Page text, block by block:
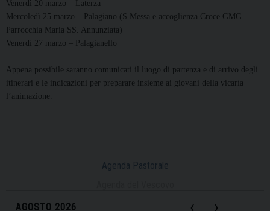
Venerdì 20 marzo – Laterza
Mercoledì 25 marzo – Palagiano (S.Messa e accoglienza Croce GMG –
Parrocchia Maria SS. Annunziata)
Venerdì 27 marzo – Palagianello
Appena possibile saranno comunicati il luogo di partenza e di arrivo degli
itinerari e le indicazioni per preparare insieme ai giovani della vicarìa
l’animazione.
Agenda Pastorale
AGOSTO 2026